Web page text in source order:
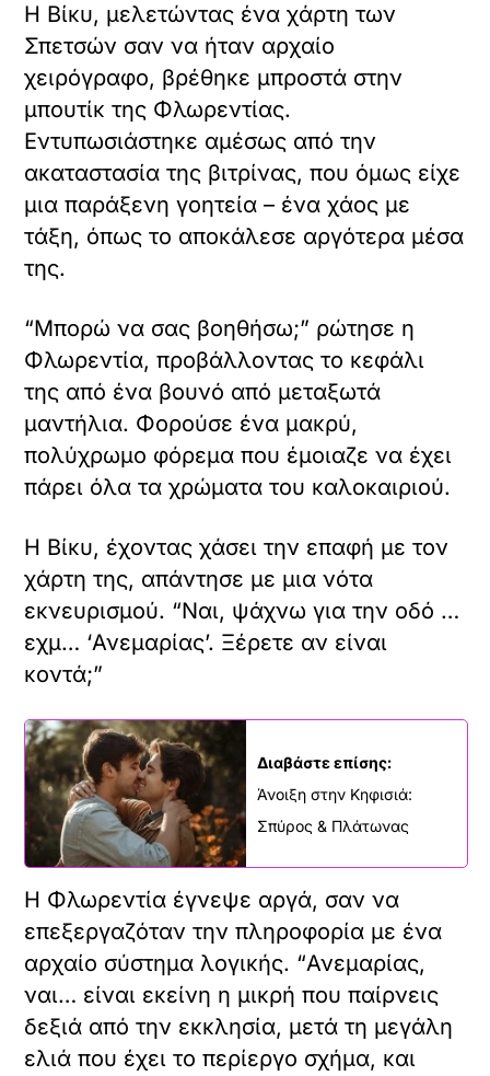
Η Βίκυ, μελετώντας ένα χάρτη των
Σπετσών σαν να ήταν αρχαίο
χειρόγραφο, βρέθηκε μπροστά στην
μπουτίκ της Φλωρεντίας.
Εντυπωσιάστηκε αμέσως από την
ακαταστασία της βιτρίνας, που όμως είχε
μια παράξενη γοητεία – ένα χάος με
τάξη, όπως το αποκάλεσε αργότερα μέσα
της.
“Μπορώ να σας βοηθήσω;” ρώτησε η
Φλωρεντία, προβάλλοντας το κεφάλι
της από ένα βουνό από μεταξωτά
μαντήλια. Φορούσε ένα μακρύ,
πολύχρωμο φόρεμα που έμοιαζε να έχει
πάρει όλα τα χρώματα του καλοκαιριού.
Η Βίκυ, έχοντας χάσει την επαφή με τον
χάρτη της, απάντησε με μια νότα
εκνευρισμού. “Ναι, ψάχνω για την οδό …
εχμ… ‘Ανεμαρίας’. Ξέρετε αν είναι
κοντά;”
Διαβάστε επίσης:
Άνοιξη στην Κηφισιά:
Σπύρος & Πλάτωνας
Η Φλωρεντία έγνεψε αργά, σαν να
επεξεργαζόταν την πληροφορία με ένα
αρχαίο σύστημα λογικής. “Ανεμαρίας,
ναι… είναι εκείνη η μικρή που παίρνεις
δεξιά από την εκκλησία, μετά τη μεγάλη
ελιά που έχει το περίεργο σχήμα, και